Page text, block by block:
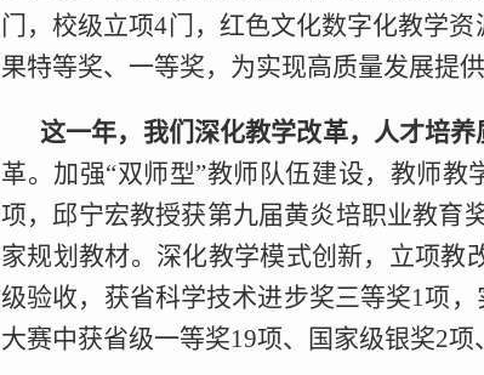
门，校级立项4门，红色文化数字化教学
果特等奖、一等奖，为实现高质量发展提
这一年，我们深化教学改革，人才培养
革。加强“双师型”教师队伍建设，教师
项，邱宁宏教授获第九届黄炎培职业教育
家规划教材。深化教学模式创新，立项教
级验收，获省科学技术进步奖三等奖1项
大赛中获省级一等奖19项、国家级银奖2项